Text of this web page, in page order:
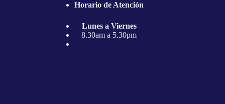
Horario de Atención
Lunes a Viernes
8.30am a 5.30pm